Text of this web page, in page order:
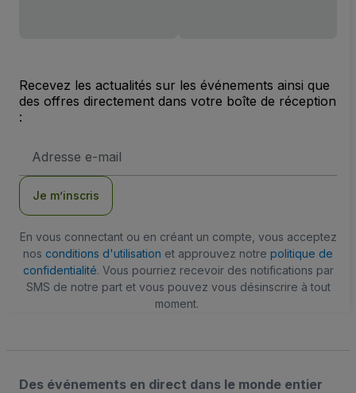
Recevez les actualités sur les événements ainsi que
des offres directement dans votre boîte de réception
:
e-
Je m’inscris
En vous connectant ou en créant un compte, vous acceptez
nos conditions d'utilisation et approuvez notre politique de
confidentialité. Vous pourriez recevoir des notifications par
SMS de notre part et vous pouvez vous désinscrire à tout
moment.
Des événements en direct dans le monde entier